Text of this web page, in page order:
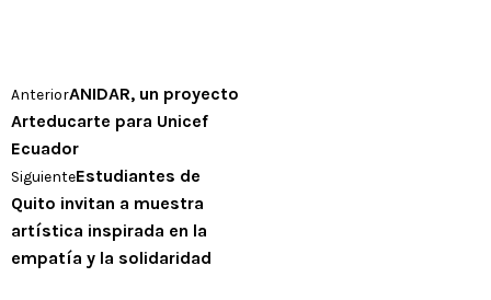
AnteriorANIDAR, un proyecto
Arteducarte para Unicef
Ecuador
SiguienteEstudiantes de
Quito invitan a muestra
artística inspirada en la
empatía y la solidaridad